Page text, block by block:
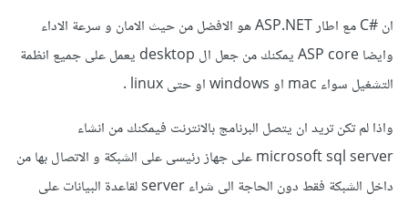
ان #C مع اطار ASP.NET هو الافضل من حيث الامان و سرعة الاداء
وايضا ASP core يمكنك من جعل ال desktop يعمل على جميع انظمة
التشغيل سواء mac او windows او حتى linux .
واذا لم تكن تريد ان يتصل البرنامج بالانترنت فيمكنك من انشاء
microsoft sql server على جهاز رئيسى على الشبكة و الاتصال بها من
داخل الشبكة فقط دون الحاجة الى شراء server لقاعدة البيانات على